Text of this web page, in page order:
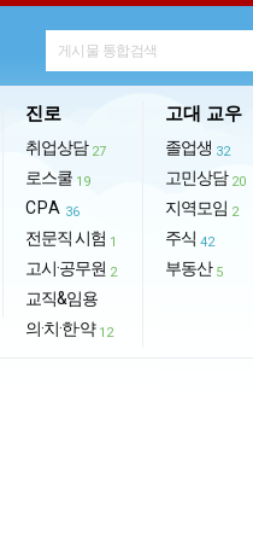
진로
취업상담 27
로스쿨 19
CPA 36
전문직 시험 1
고시·공무원 2
교직&임용
의·치·한·약 12
고대 교우
졸업생 32
고민상담 20
지역모임 2
주식 42
부동산 5